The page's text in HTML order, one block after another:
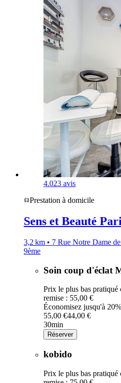
4.023 avis
Prestation à domicile
Sens et Beauté
3,2 km • 7 Rue Notre Dame
9ème
Soin coup d'éclat
Prix le plus bas pratiqué
remise : 55,00 €
Économisez jusqu'à 20%
55,00 €44,00 €
30min
Réserver
kobido
Prix le plus bas pratiqué